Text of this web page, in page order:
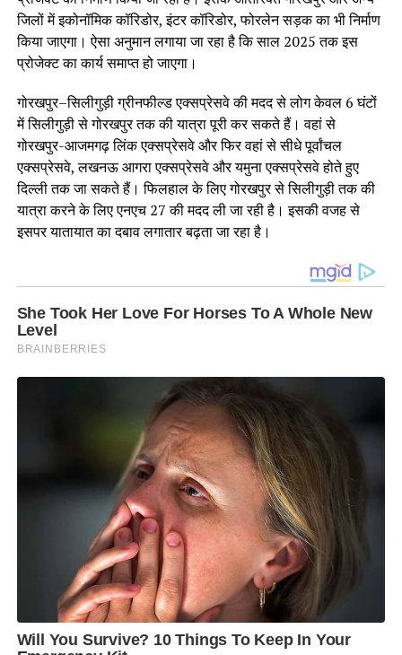
जिलों में इकोनॉमिक कॉरिडोर, इंटर कॉरिडोर, फोरलेन सड़क का भी निर्माण
किया जाएगा। ऐसा अनुमान लगाया जा रहा है कि साल 2025 तक इस
प्रोजेक्ट का कार्य समाप्त हो जाएगा।
गोरखपुर–सिलीगुड़ी ग्रीनफील्ड एक्सप्रेसवे की मदद से लोग केवल 6 घंटों
में सिलीगुड़ी से गोरखपुर तक की यात्रा पूरी कर सकते हैं। वहां से
गोरखपुर-आजमगढ़ लिंक एक्सप्रेसवे और फिर वहां से सीधे पूर्वांचल
एक्सप्रेसवे, लखनऊ आगरा एक्सप्रेसवे और यमुना एक्सप्रेसवे होते हुए
दिल्ली तक जा सकते हैं। फिलहाल के लिए गोरखपुर से सिलीगुड़ी तक की
यात्रा करने के लिए एनएच 27 की मदद ली जा रही है। इसकी वजह से
इसपर यातायात का दबाव लगातार बढ़ता जा रहा है।